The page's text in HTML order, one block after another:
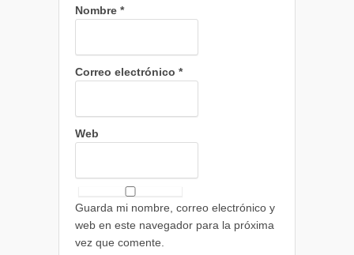
Nombre *
Correo electrónico *
Web
Guarda mi nombre, correo electrónico y
web en este navegador para la próxima
vez que comente.